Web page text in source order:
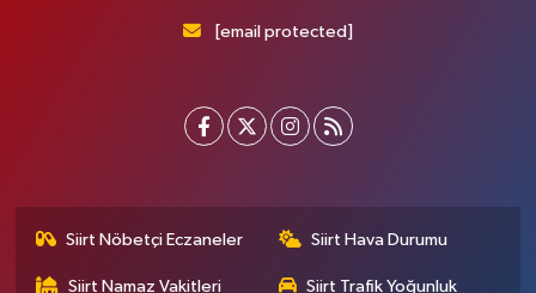
[email protected]
Siirt Nöbetçi Eczaneler Siirt Hava Durumu
Siirt Namaz Vakitleri Siirt Trafik Yoğunluk